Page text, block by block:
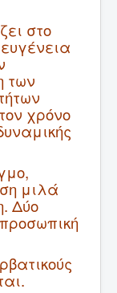
στο
των
χρόνο
μιλά
Δύο